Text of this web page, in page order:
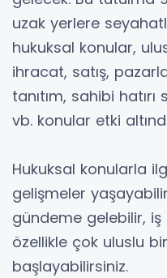
uzak yerlere
hukuksal konular,
ihracat, satış,
tanıtım, sahibi
vb. konular etki
Hukuksal konularla
gelişmeler
gündeme gelebilir,
özellikle çok uluslu
başlayabilirsiniz.